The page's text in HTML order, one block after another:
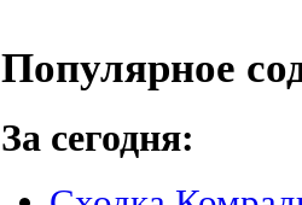
Популярное
За сегодня: